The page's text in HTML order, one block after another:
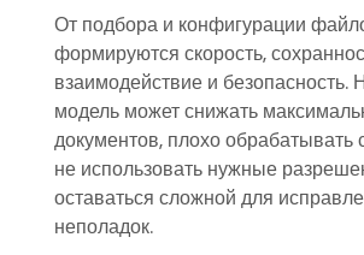
От подбора и конфигурации
формируются скорость,
взаимодействие и безопасность.
модель может снижать
документов, плохо обрабатывать
не использовать нужные
оставаться сложной для
неполадок.